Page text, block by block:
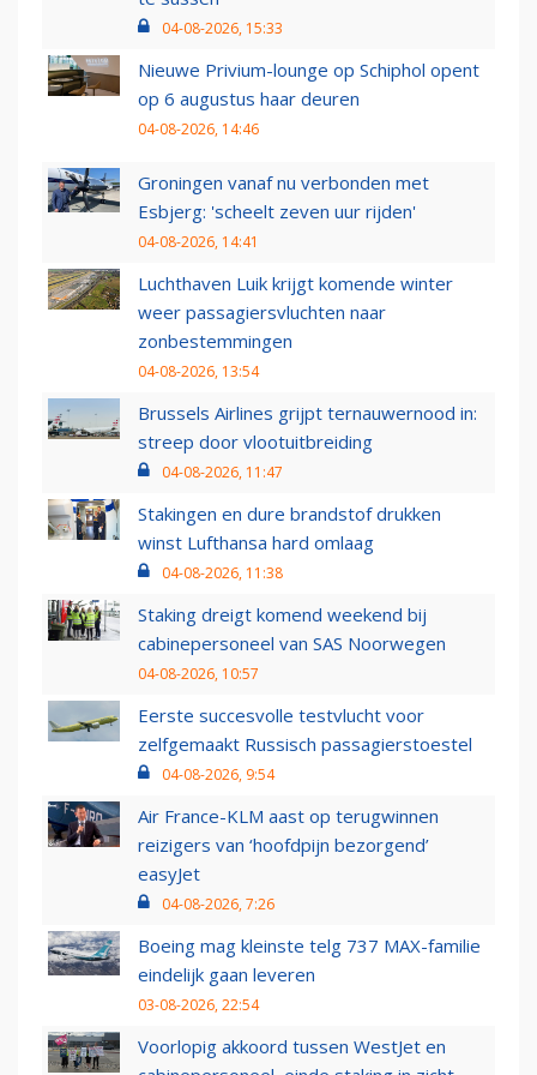
04-08-2026, 15:33
Nieuwe Privium-lounge op Schiphol opent
op 6 augustus haar deuren
04-08-2026, 14:46
Groningen vanaf nu verbonden met
Esbjerg: 'scheelt zeven uur rijden'
04-08-2026, 14:41
Luchthaven Luik krijgt komende winter
weer passagiersvluchten naar
zonbestemmingen
04-08-2026, 13:54
Brussels Airlines grijpt ternauwernood in:
streep door vlootuitbreiding
04-08-2026, 11:47
Stakingen en dure brandstof drukken
winst Lufthansa hard omlaag
04-08-2026, 11:38
Staking dreigt komend weekend bij
cabinepersoneel van SAS Noorwegen
04-08-2026, 10:57
Eerste succesvolle testvlucht voor
zelfgemaakt Russisch passagierstoestel
04-08-2026, 9:54
Air France-KLM aast op terugwinnen
reizigers van ‘hoofdpijn bezorgend’
easyJet
04-08-2026, 7:26
Boeing mag kleinste telg 737 MAX-familie
eindelijk gaan leveren
03-08-2026, 22:54
Voorlopig akkoord tussen WestJet en